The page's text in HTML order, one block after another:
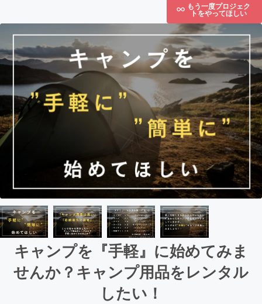
もう一度プロジェク
トをやってほしい
キャンプを『手軽』に始めてみま
せんか？キャンプ用品をレンタル
したい！